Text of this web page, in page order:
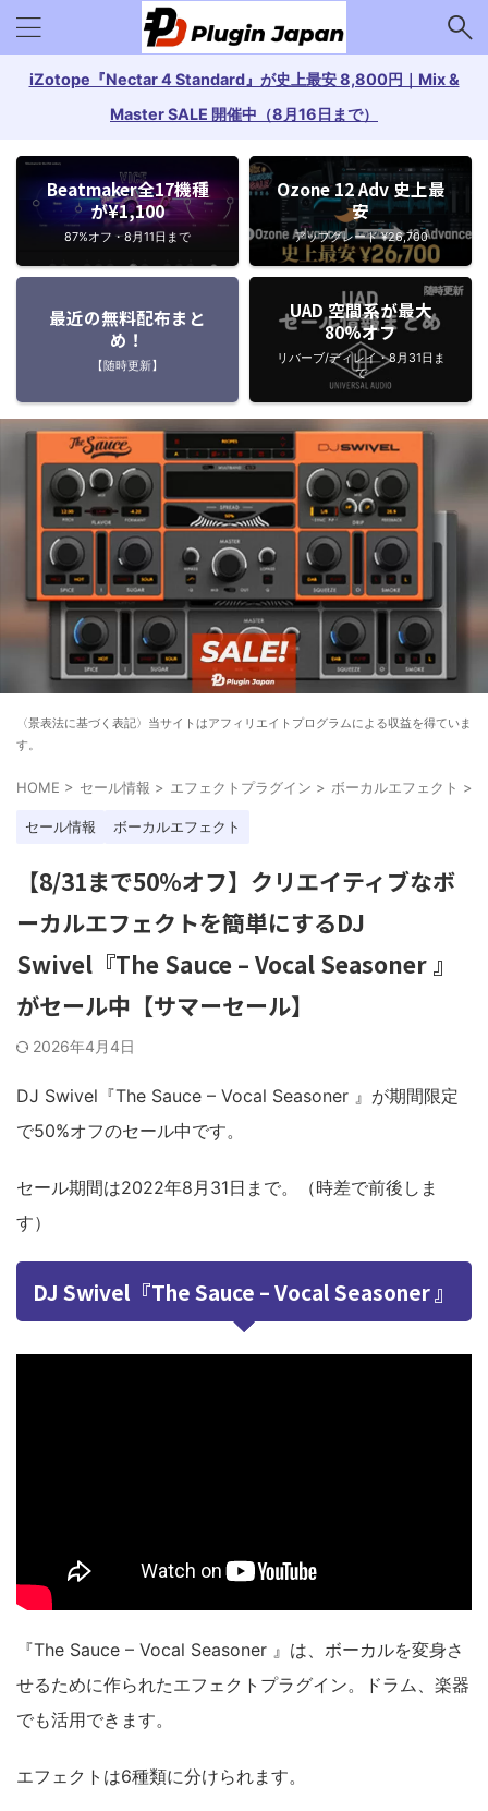
iZotope『Nectar 4 Standard』が史上最安 8,800円｜Mix &
Master SALE 開催中（8月16日まで）
Beatmaker全17機種
が¥1,100
87%オフ・8月11日まで
Ozone 12 Adv 史上最
安
アップグレード ¥26,700
最近の無料配布まと
め！
【随時更新】
UAD 空間系が最大
80%オフ
リバーブ/ディレイ・8月31日ま
で
〈景表法に基づく表記〉当サイトはアフィリエイトプログラムによる収益を得ていま
す。
HOME > セール情報 > エフェクトプラグイン > ボーカルエフェクト >
セール情報 ボーカルエフェクト
【8/31まで50%オフ】クリエイティブなボ
ーカルエフェクトを簡単にするDJ
Swivel『The Sauce – Vocal Seasoner 』
がセール中【サマーセール】
2026年4月4日
DJ Swivel『The Sauce – Vocal Seasoner 』が期間限定
で50%オフのセール中です。
セール期間は2022年8月31日まで。（時差で前後しま
す）
DJ Swivel『The Sauce – Vocal Seasoner 』
『The Sauce – Vocal Seasoner 』は、ボーカルを変身さ
せるために作られたエフェクトプラグイン。ドラム、楽器
でも活用できます。
エフェクトは6種類に分けられます。